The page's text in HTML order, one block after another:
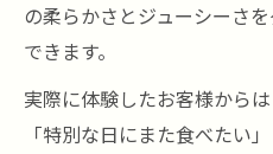
の柔らかさとジューシーさ
できます。
実際に体験したお客様から
「特別な日にまた食べたい